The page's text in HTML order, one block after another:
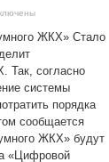
ЖКХ» Стало
Так, согласно
системы
порядка
сообщается
ЖКХ» будут
«Цифровой